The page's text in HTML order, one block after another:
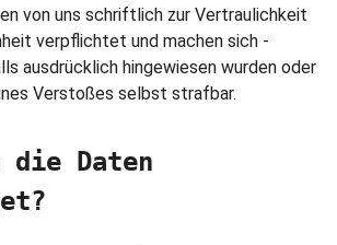
von uns schriftlich zur Vertraulichkeit
verpflichtet und machen sich -
ausdrücklich hingewiesen wurden oder
Verstoßes selbst strafbar.
die Daten